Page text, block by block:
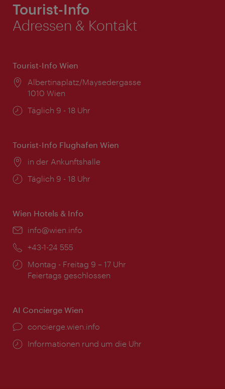
Tourist-Info
Adressen & Kontakt
Tourist-Info Wien
Ort:
Albertinaplatz/Maysedergasse
1010 Wien
Öffnungszeiten:
Täglich 9 - 18 Uhr
Tourist-Info Flughafen Wien
Ort:
in der Ankunftshalle
Öffnungszeiten:
Täglich 9 - 18 Uhr
Wien Hotels & Info
Email:
info@wien.info
Telefon:
+43-1-24 555
Öffnungszeiten:
Montag - Freitag 9 – 17 Uhr
Feiertags geschlossen
AI Concierge Wien
Ort:
concierge.wien.info
Öffnungszeiten:
Informationen rund um die Uhr